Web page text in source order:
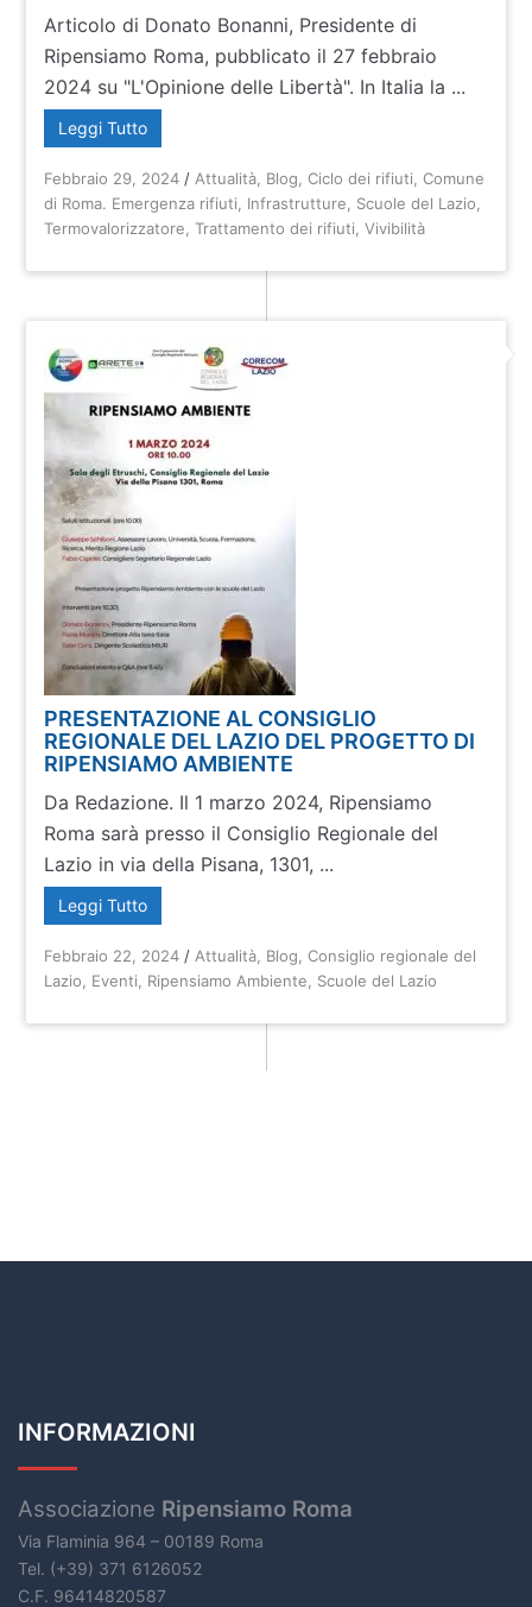
Articolo di Donato Bonanni, Presidente di
Ripensiamo Roma, pubblicato il 27 febbraio
2024 su "L'Opinione delle Libertà". In Italia la ...
Leggi Tutto
Febbraio 29, 2024 / Attualità Blog ,Ciclo dei rifiuti ,Comune
di Roma. Emergenza rifiuti
Infrastrutture Scuole del Lazio
Termovalorizzatore ,Trattamento dei rifiuti ,Vivibilità
PRESENTAZIONE AL CONSIGLIO
REGIONALE DEL LAZIO DEL PROGETTO DI
RIPENSIAMO AMBIENTE
Da Redazione. Il 1 marzo 2024, Ripensiamo
Roma sarà presso il Consiglio Regionale del
Lazio in via della Pisana, 1301, ...
Leggi Tutto
Febbraio 22, 2024 / Attualità Blog ,Consiglio regionale del
Lazio
Eventi Ripensiamo Ambiente Scuole del Lazio
INFORMAZIONI
Associazione Ripensiamo Roma
Via Flaminia 964 – 00189 Roma
Tel. (+39) 371 6126052
C.F. 96414820587